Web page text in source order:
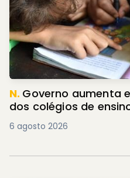
N. Governo aumenta
dos colégios de
6 agosto 2026